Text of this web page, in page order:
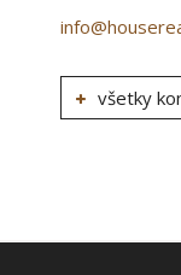
všetky